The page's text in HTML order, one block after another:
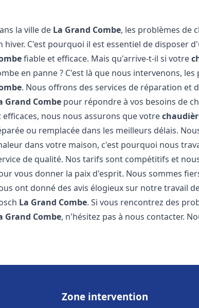
la ville de La Grand Combe, les problèmes de
hiver. C'est pourquoi il est essentiel de disposer
fiable et efficace. Mais qu'arrive-t-il si votre
en panne ? C'est là que nous intervenons,
. Nous offrons des services de réparation et
Grand Combe pour répondre à vos besoins de
efficaces, nous nous assurons que votre
ou remplacée dans les meilleurs délais.
dans votre maison, c'est pourquoi nous
de qualité. Nos tarifs sont compétitifs et
vous donner la paix d'esprit. Nous sommes
ont donné des avis élogieux sur notre travail
La Grand Combe. Si vous rencontrez des
Grand Combe, n'hésitez pas à nous contacter.
Zone intervention